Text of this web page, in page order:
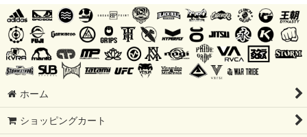
ホーム
ショッピングカート